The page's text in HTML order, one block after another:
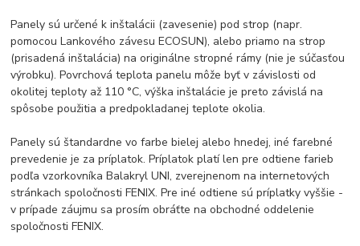
Panely sú určené k inštalácii (zavesenie) pod strop (napr.
pomocou Lankového závesu ECOSUN), alebo priamo na strop
(prisadená inštalácia) na originálne stropné rámy (nie je súčasťou
výrobku). Povrchová teplota panelu môže byť v závislosti od
okolitej teploty až 110 °C, výška inštalácie je preto závislá na
spôsobe použitia a predpokladanej teplote okolia.
Panely sú štandardne vo farbe bielej alebo hnedej, iné farebné
prevedenie je za príplatok. Príplatok platí len pre odtiene farieb
podľa vzorkovníka Balakryl UNI, zverejnenom na internetových
stránkach spoločnosti FENIX. Pre iné odtiene sú príplatky vyššie -
v prípade záujmu sa prosím obráťte na obchodné oddelenie
spoločnosti FENIX.